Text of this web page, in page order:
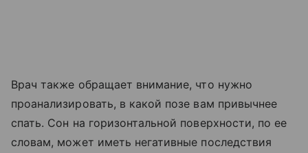
Врач также обращает внимание, что нужно
проанализировать, в какой позе вам привычнее
спать. Сон на горизонтальной поверхности, по ее
словам, может иметь негативные последствия